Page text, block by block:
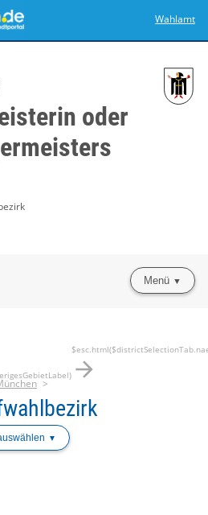
Wahlamt
oder
Menü
arrow_forward